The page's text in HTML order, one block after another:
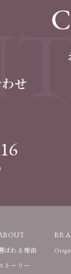
せ
ばれる理由
トーリー